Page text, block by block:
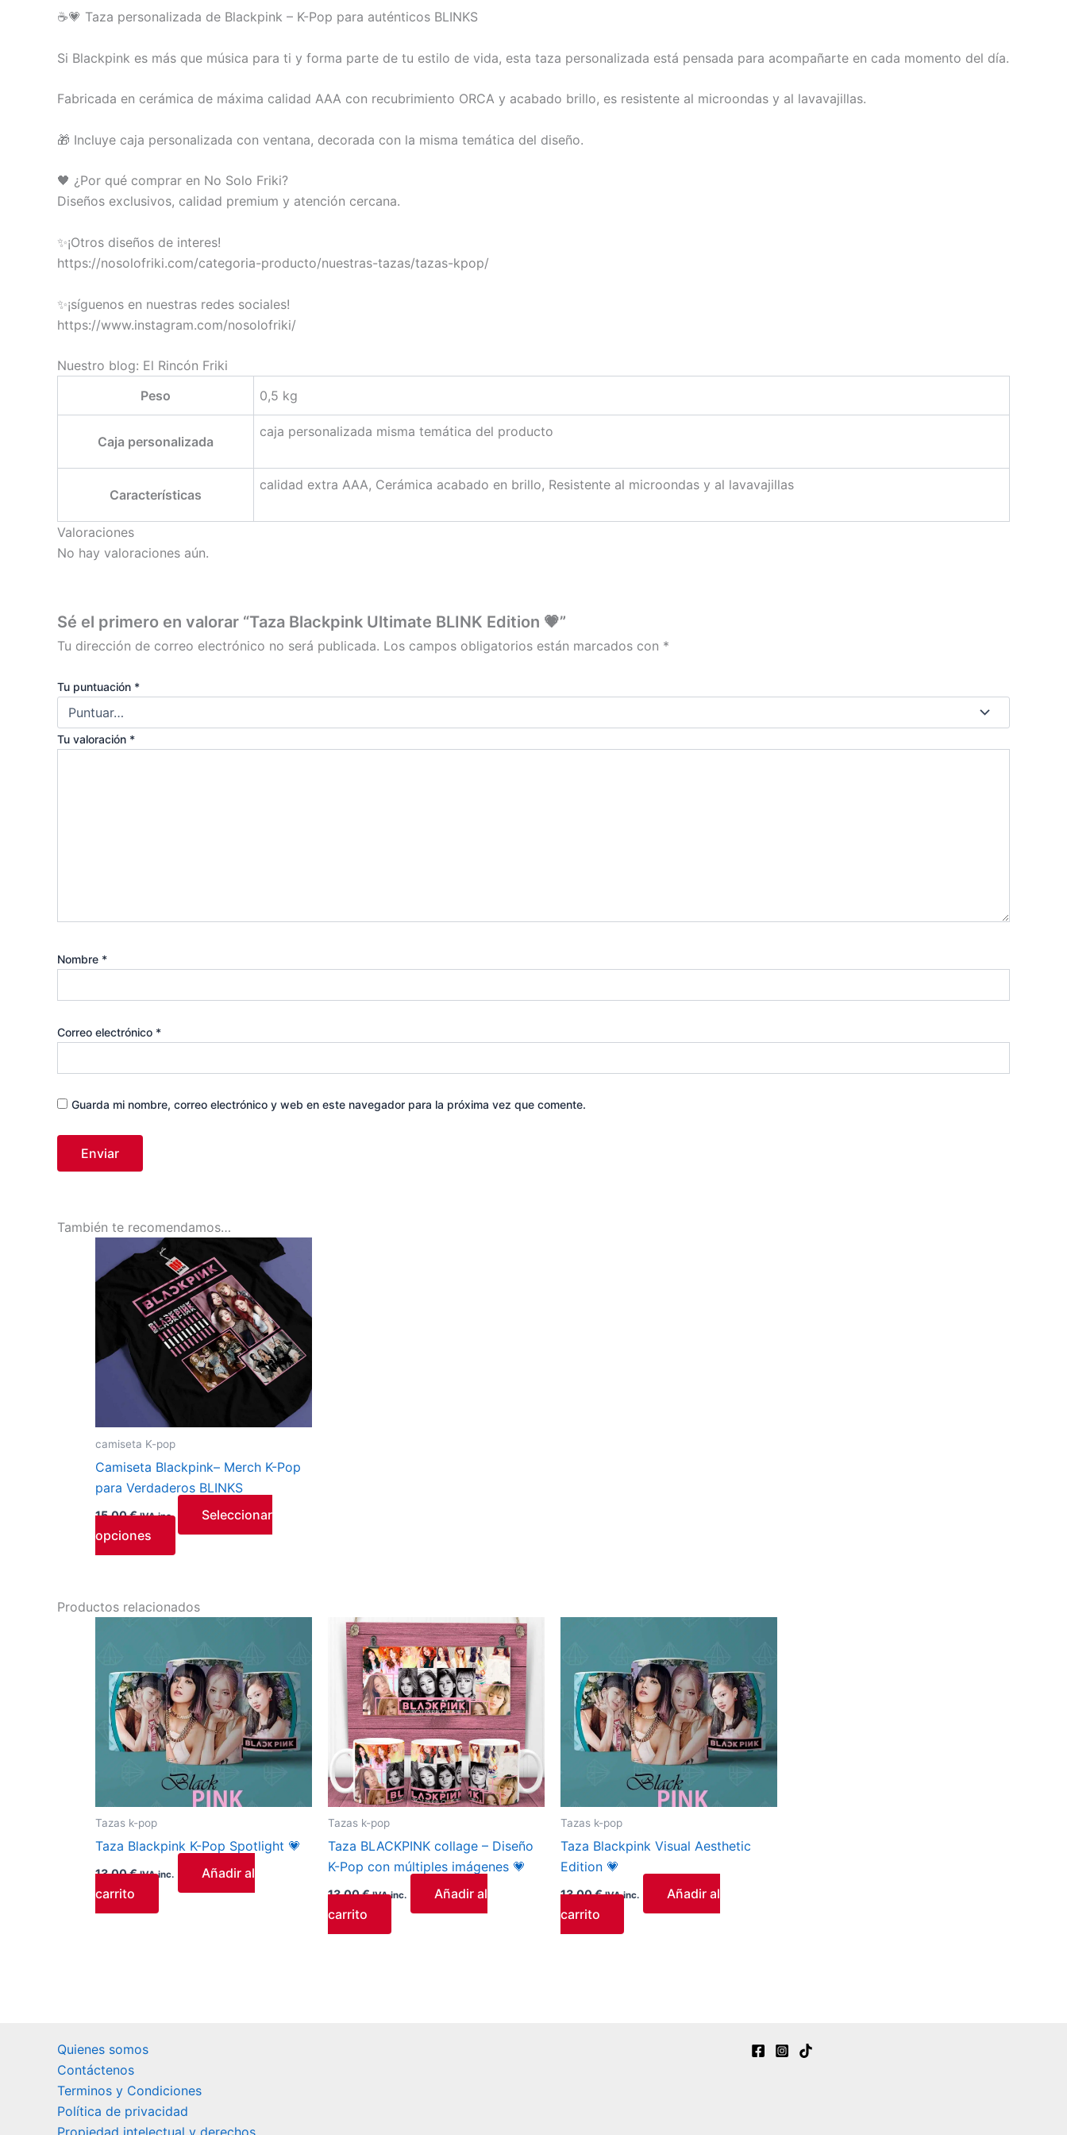
☕💗 Taza personalizada de Blackpink – K-Pop para auténticos BLINKS
Si Blackpink es más que música para ti y forma parte de tu estilo de vida, esta taza personalizada está pensada para acompañarte en cada momento del día.
Fabricada en cerámica de máxima calidad AAA con recubrimiento ORCA y acabado brillo, es resistente al microondas y al lavavajillas.
🎁 Incluye caja personalizada con ventana, decorada con la misma temática del diseño.
🖤 ¿Por qué comprar en No Solo Friki?
Diseños exclusivos, calidad premium y atención cercana.
✨¡Otros diseños de interes!
https://nosolofriki.com/categoria-producto/nuestras-tazas/tazas-kpop/
✨¡síguenos en nuestras redes sociales!
https://www.instagram.com/nosolofriki/
Nuestro blog: El Rincón Friki
Peso
0,5 kg
Caja personalizada
caja personalizada misma temática del producto
Características
calidad extra AAA, Cerámica acabado en brillo, Resistente al microondas y al lavavajillas
Valoraciones
No hay valoraciones aún.
Sé el primero en valorar “Taza Blackpink Ultimate BLINK Edition 💗”
Tu dirección de correo electrónico no será publicada. Los campos obligatorios están marcados con *
Tu puntuación *
Tu valoración *
Nombre *
Correo electrónico *
Guarda mi nombre, correo electrónico y web en este navegador para la próxima vez que comente.
También te recomendamos…
camiseta K-pop
Camiseta Blackpink– Merch K-Pop
para Verdaderos BLINKS
15,00€ IVA inc.
Seleccionar
opciones
producto
tiene
múltiples
variantes.
Las
opciones
la
página
de
producto
Productos relacionados
Tazas k-pop
Taza Blackpink K-Pop Spotlight 💗
13,00€ IVA inc.
Añadir al
carrito
Tazas k-pop
Taza BLACKPINK collage – Diseño
K-Pop con múltiples imágenes 💗
13,00€ IVA inc.
Añadir al
carrito
Tazas k-pop
Taza Blackpink Visual Aesthetic
Edition 💗
13,00€ IVA inc.
Añadir al
carrito
Quienes somos
Contáctenos
Terminos y Condiciones
Política de privacidad